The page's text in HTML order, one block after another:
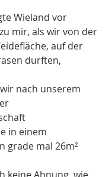
Wieland vor
mir, als wir von der
auf der
durften,
nach unserem
in einem
grade mal 26m²